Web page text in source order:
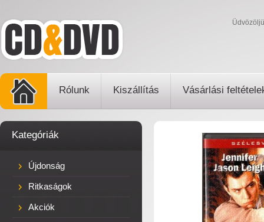
Rólunk Kiszállítás Vásárlási
Kategóriák
Újdonság
Ritkaságok
Akciók